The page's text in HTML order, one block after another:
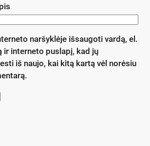
naršyklėje išsaugoti vardą, el.
ir interneto puslapį, kad jų
iš naujo, kai kitą kartą vėl norėsiu